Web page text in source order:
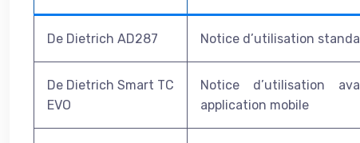
De Dietrich AD287 Notice d’utilisation
De Dietrich Smart TC
EVO
Notice d’utilisation
application mobile